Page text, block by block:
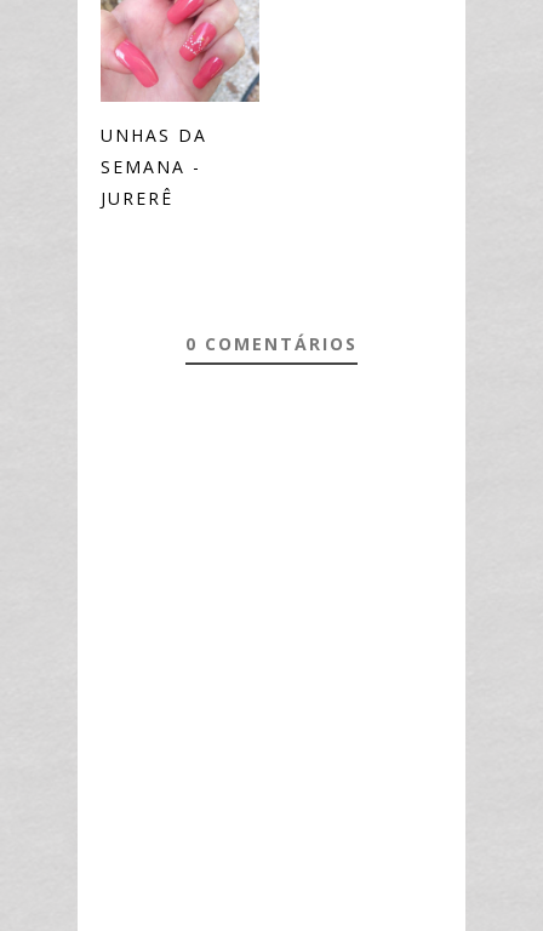
UNHAS DA
SEMANA -
JURERÊ
0 COMENTÁRIOS